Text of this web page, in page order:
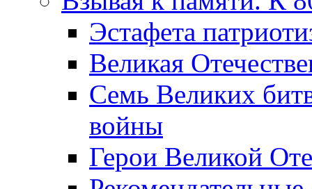
Эcтафета
Великая
Семь Великих
войны
Герои Великой